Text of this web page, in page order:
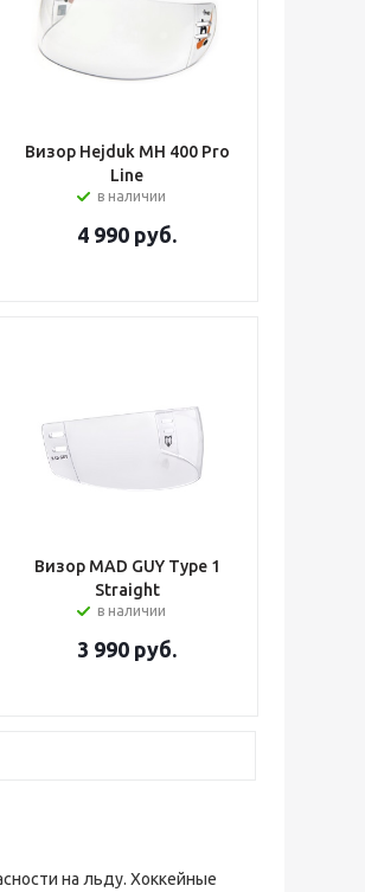
Визор Hejduk MH 400 Pro
Line
в наличии
4 990 руб.
Визор MAD GUY Type 1
Straight
в наличии
3 990 руб.
на льду. Хоккейные